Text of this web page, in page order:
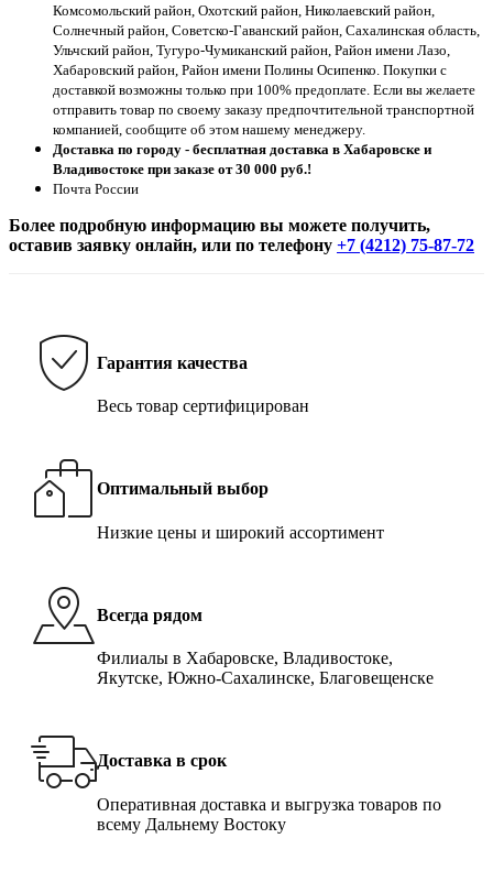
Комсомольский район, Охотский район, Николаевский район,
Солнечный район, Советско-Гаванский район, Сахалинская область,
Ульчский район, Тугуро-Чумиканский район, Район имени Лазо,
Хабаровский район, Район имени Полины Осипенко. Покупки с
доставкой возможны только при 100% предоплате. Если вы желаете
отправить товар по своему заказу предпочтительной транспортной
компанией, сообщите об этом нашему менеджеру.
Доставка по городу - бесплатная доставка в Хабаровске и
Владивостоке при заказе от 30 000 руб.!
Почта России
Более подробную информацию вы можете получить,
оставив заявку онлайн, или по телефону +7 (4212) 75-87-72
Гарантия качества
Весь товар сертифицирован
Оптимальный выбор
Низкие цены и широкий ассортимент
Всегда рядом
Филиалы в Хабаровске, Владивостоке,
Якутске, Южно-Сахалинске, Благовещенске
Доставка в срок
Оперативная доставка и выгрузка товаров по
всему Дальнему Востоку